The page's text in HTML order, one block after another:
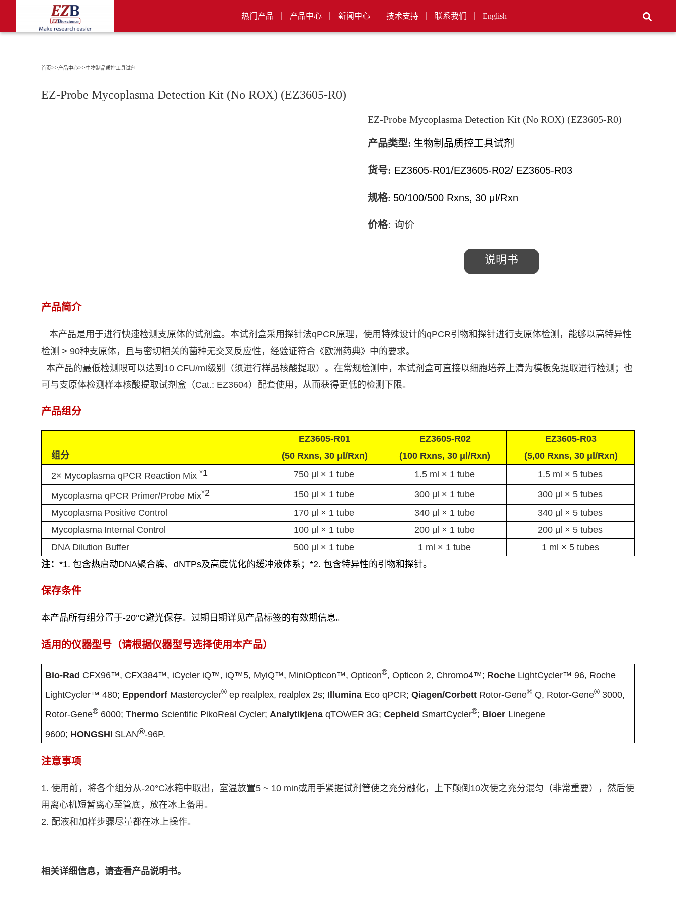
热门产品 产品中心 新闻中心 技术支持 联系我们 English
首页>>产品中心>>生物制品质控工具试剂
EZ-Probe Mycoplasma Detection Kit (No ROX) (EZ3605-R0)
EZ-Probe Mycoplasma Detection Kit (No ROX) (EZ3605-R0)
产品类型: 生物制品质控工具试剂
货号: EZ3605-R01/EZ3605-R02/ EZ3605-R03
规格: 50/100/500 Rxns, 30 μl/Rxn
价格: 询价
说明书
产品简介
本产品是用于进行快速检测支原体的试剂盒。本试剂盒采用探针法qPCR原理，使用特殊设计的qPCR引物和探针进行支原体检测，能够以高特异性
检测 > 90种支原体，且与密切相关的菌种无交叉反应性，经验证符合《欧洲药典》中的要求。
本产品的最低检测限可以达到 10 CFU/ml 级别（须进行样品核酸提取）。在常规检测中，本试剂盒可直接以细胞培养上清为模板免提取进行检测；也
可与支原体检测样本核酸提取试剂盒（Cat.: EZ3604）配套使用，从而获得更低的检测下限。
产品组分
组分
EZ3605-R01
(50 Rxns, 30 μl/Rxn)
EZ3605-R02
(100 Rxns, 30 μl/Rxn)
EZ3605-R03
(5,00 Rxns, 30 μl/Rxn)
2× Mycoplasma qPCR Reaction Mix *1 750 μl × 1 tube 1.5 ml × 1 tube 1.5 ml × 5 tubes
Mycoplasma qPCR Primer/Probe Mix*2 150 μl × 1 tube 300 μl × 1 tube
300 μl × 5 tubes
Mycoplasma Positive Control 170 μl × 1 tube 340 μl × 1 tube
340 μl × 5 tubes
Mycoplasma Internal Control 100 μl × 1 tube 200 μl × 1 tube
200 μl × 5 tubes
DNA Dilution Buffer
500 μl × 1 tube 1 ml × 1 tube
1 ml × 5 tubes
注： *1. 包含热启动DNA聚合酶、 dNTPs及高度优化的缓冲液体系； *2. 包含特异性的引物和探针。
保存条件
本产品所有组分置于-20°C避光保存。过期日期详见产品标签的有效期信息。
适用的仪器型号 （请根据仪器型号选择使用本产品）
Bio-Rad CFX96™, CFX384™, iCycler iQ™, iQ™5, MyiQ™, MiniOpticon™, Opticon®, Opticon 2, Chromo4™; Roche LightCycler™ 96, Roche
LightCycler™ 480; Eppendorf Mastercycler® ep realplex, realplex 2s; Illumina Eco qPCR; Qiagen/Corbett Rotor-Gene® Q, Rotor-Gene® 3000,
Rotor-Gene® 6000; Thermo Scientific PikoReal Cycler; Analytikjena qTOWER 3G; Cepheid SmartCycler®; Bioer Linegene
9600; HONGSHI SLAN®-96P.
注意事项
1. 使用前，将各个组分从-20°C冰箱中取出，室温放置5 ~ 10 min或用手紧握试剂管使之充分融化，上下颠倒 10次使之充分混匀（非常重要），然后使
用离心机短暂离心至管底，放在冰上备用。
2. 配液和加样步骤尽量都在冰上操作。
相关详细信息，请查看产品说明书。